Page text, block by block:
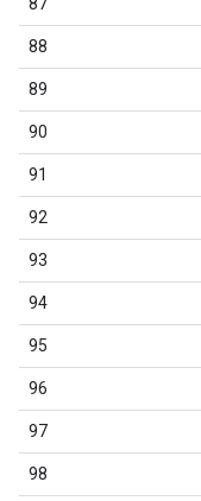
88
89
90
91
92
93
94
95
96
97
98